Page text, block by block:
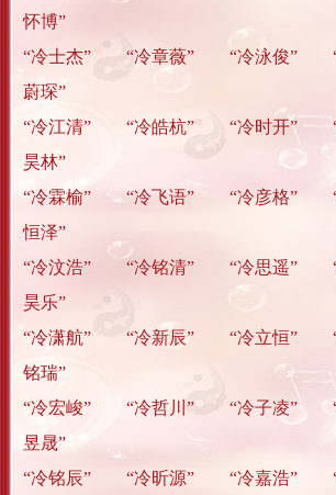
怀博”
“冷士杰” “冷章薇” “冷泳俊”
蔚琛”
“冷江清” “冷皓杭” “冷时开”
昊林”
“冷霖榆” “冷飞语” “冷彦格”
恒泽”
“冷汶浩” “冷铭清” “冷思遥”
昊乐”
“冷潇航” “冷新辰” “冷立恒”
铭瑞”
“冷宏峻” “冷哲川” “冷子凌”
昱晟”
“冷铭辰” “冷昕源” “冷嘉浩”